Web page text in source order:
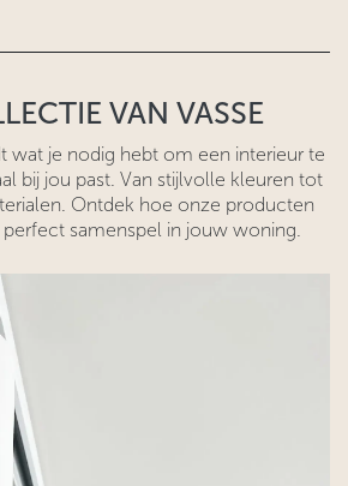
VAN VASSE
wat je nodig hebt om een interieur te
bij jou past. Van stijlvolle kleuren tot
Ontdek hoe onze producten
samenspel in jouw woning.